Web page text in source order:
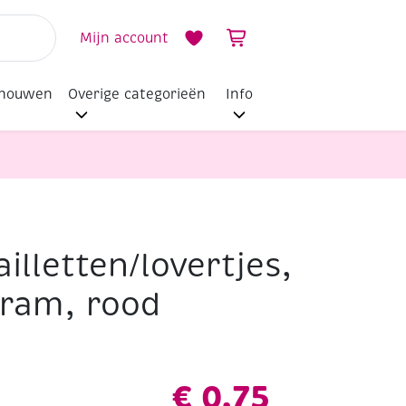
Mijn account
Overige categorieën Info
rood
lovertjes,
rood
€ 0,75